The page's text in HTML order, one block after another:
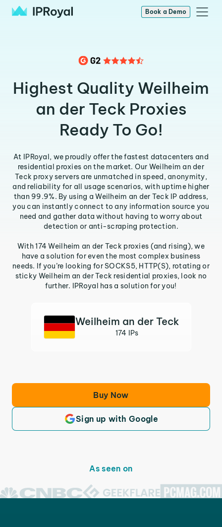
Book a Demo
Highest Quality Weilheim
an der Teck Proxies
Ready To Go!
At IPRoyal, we proudly offer the fastest datacenters and
residential proxies on the market. Our Weilheim an der
Teck proxy servers are unmatched in speed, anonymity,
and reliability for all usage scenarios, with uptime higher
than 99.9%. By using a Weilheim an der Teck IP address,
you can instantly connect to any information source you
need and gather data without having to worry about
detection or anti-scraping protection.
With 174 Weilheim an der Teck proxies (and rising), we
have a solution for even the most complex business
needs. If you’re looking for SOCKS5, HTTP(S), rotating or
sticky Weilheim an der Teck residential proxies, look no
further. IPRoyal has a solution for you!
Weilheim an der Teck
174 IPs
Buy Now
Sign up with Google
As seen on